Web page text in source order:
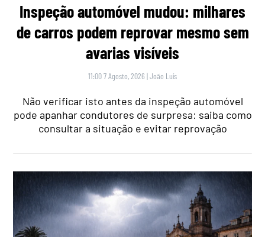
Inspeção automóvel mudou: milhares
de carros podem reprovar mesmo sem
avarias visíveis
11:00 7 Agosto, 2026 |João Luís
Não verificar isto antes da inspeção automóvel
pode apanhar condutores de surpresa: saiba como
consultar a situação e evitar reprovação